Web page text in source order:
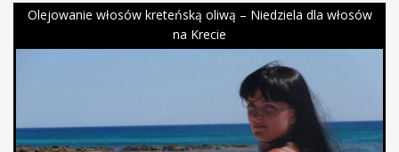
Olejowanie włosów kreteńską oliwą – Niedziela dla włosów
na Krecie